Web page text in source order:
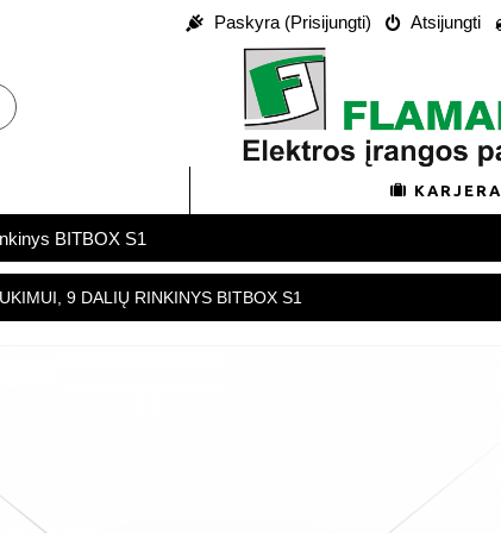
Paskyra (Prisijungti) Atsijungti
KARJERA
BITBOX S1
9 DALIŲ RINKINYS BITBOX S1